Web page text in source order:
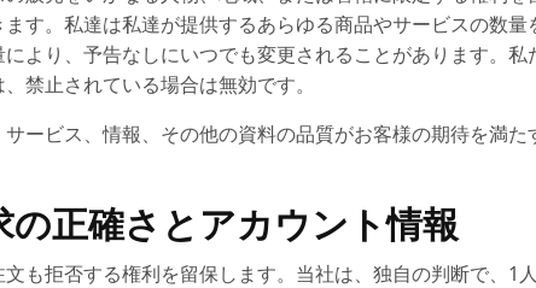
す。私達は私達が提供するあらゆる商品やサービスの数
より、予告なしにいつでも変更されることがあります。
禁止されている場合は無効です。
ービス、情報、その他の資料の品質がお客様の期待を満
正確さとアカウント情報
も拒否する権利を留保します。当社は、独自の判断で、